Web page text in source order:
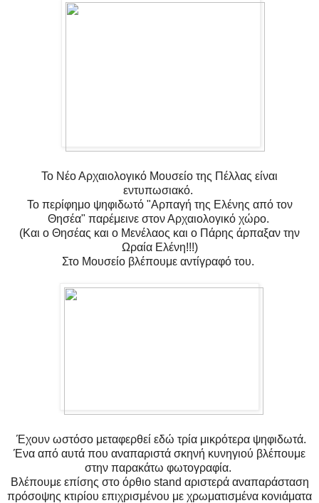
Το Νέο Αρχαιολογικό Μουσείο της Πέλλας είναι
εντυπωσιακό.
Το περίφημο ψηφιδωτό "Αρπαγή της Ελένης από τον
Θησέα" παρέμεινε στον Αρχαιολογικό χώρο.
(Και ο Θησέας και ο Μενέλαος και ο Πάρης άρπαξαν την
Ωραία Ελένη!!!)
Στο Μουσείο βλέπουμε αντίγραφό του.
Έχουν ωστόσο μεταφερθεί εδώ τρία μικρότερα ψηφιδωτά.
Ένα από αυτά που αναπαριστά σκηνή κυνηγιού βλέπουμε
στην παρακάτω φωτογραφία.
Βλέπουμε επίσης στο όρθιο stand αριστερά αναπαράσταση
πρόσοψης κτιρίου επιχρισμένου με χρωματισμένα κονιάματα